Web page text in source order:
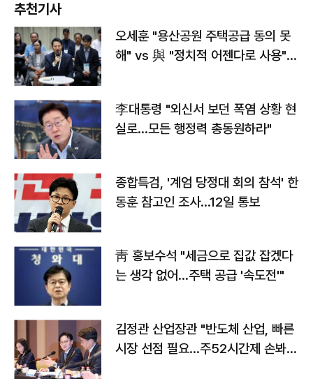
추천기사
오세훈 "용산공원 주택공급 동의 못
해" vs 與 "정치적 어젠다로 사용"
李대통령 "외신서 보던 폭염 상황 현
실로…모든 행정력 총동원하라"
종합특검, '계엄 당정대 회의 참석' 한
동훈 참고인 조사...12일 통보
靑 홍보수석 "세금으로 집값 잡겠다
는 생각 없어…주택 공급 '속도전'"
김정관 산업장관 "반도체 산업, 빠른
시장 선점 필요…주52시간제 손봐